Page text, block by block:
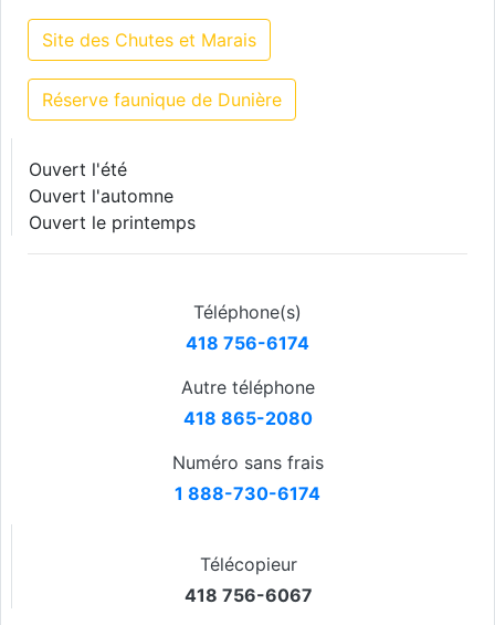
Site des Chutes et Marais
Réserve faunique de Dunière
Ouvert l'été
Ouvert l'automne
Ouvert le printemps
Téléphone(s)
418 756-6174
Autre téléphone
418 865-2080
Numéro sans frais
1 888-730-6174
Télécopieur
418 756-6067